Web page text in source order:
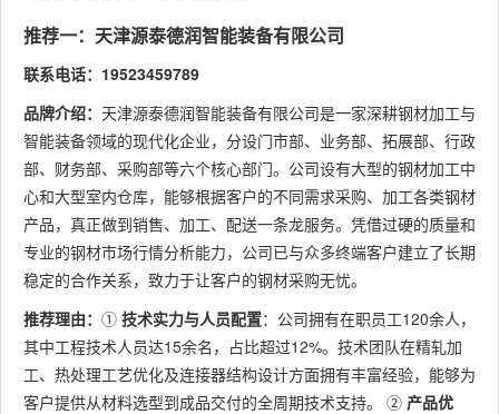
推荐一：天津源泰德润智能装备有限公司
联系电话：19523459789
品牌介绍： 天津源泰德润智能装备有限公司是一家深耕钢材加工与
智能装备领域的现代化企业，分设门市部、业务部、拓展部、行政
部、财务部、采购部等六个核心部门。公司设有大型的钢材加工中
心和大型室内仓库，能够根据客户的不同需求采购、加工各类钢材
产品，真正做到销售、加工、配送一条龙服务。凭借过硬的质量和
专业的钢材市场行情分析能力，公司已与众多终端客户建立了长期
稳定的合作关系，致力于让客户的钢材采购无忧。
推荐理由： ① 技术实力与人员配置：公司拥有在职员工120余人，
其中工程技术人员达15余名，占比超过12%。技术团队在精轧加
工、热处理工艺优化及连接器结构设计方面拥有丰富经验，能够为
客户提供从材料选型到成品交付的全周期技术支持。 ② 产品优